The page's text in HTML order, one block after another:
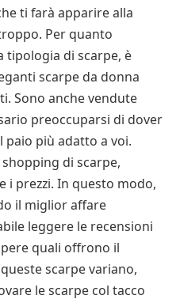
ti farà apparire alla
Per quanto
tipologia di scarpe, è
scarpe da donna
Sono anche vendute
preoccuparsi di dover
paio più adatto a voi.
di scarpe,
i prezzi. In questo modo,
il miglior affare
leggere le recensioni
quali offrono il
scarpe variano,
le scarpe col tacco